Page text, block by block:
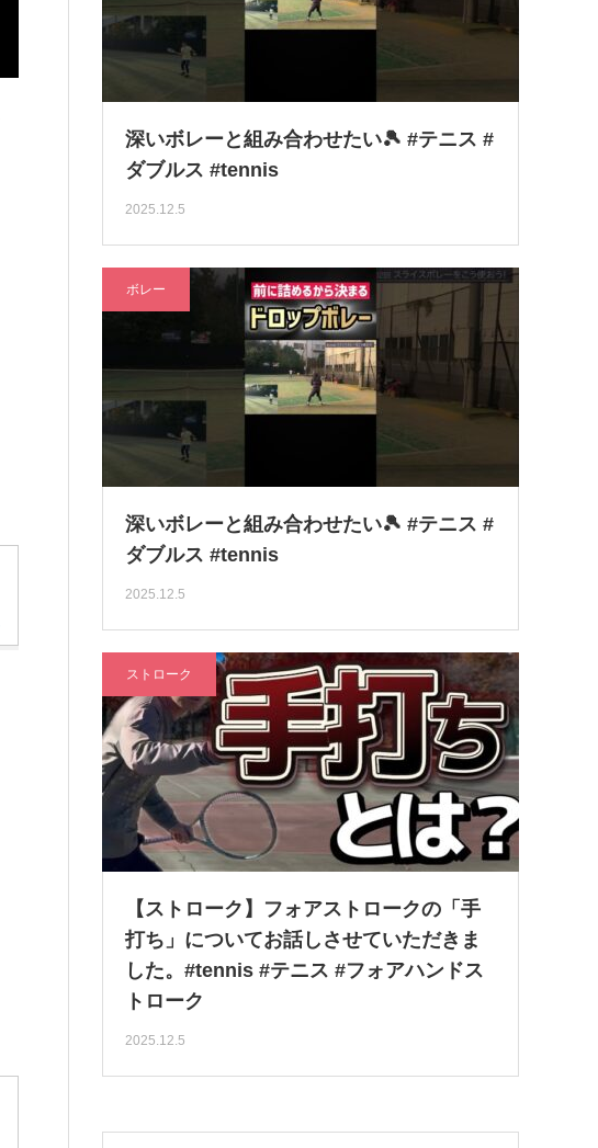
深いボレーと組み合わせたい🎾 #テニス #
ダブルス #tennis
2025.12.5
ボレー
深いボレーと組み合わせたい🎾 #テニス #
ダブルス #tennis
2025.12.5
ストローク
【ストローク】フォアストロークの「手
打ち」についてお話しさせていただきま
した。#tennis #テニス #フォアハンドス
トローク
2025.12.5